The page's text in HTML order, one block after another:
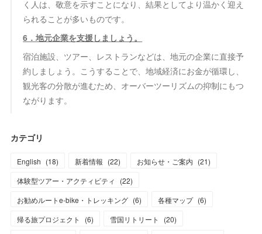
く人は、敬意を示すことになり、結果としてより温かく迎え
られることが多いものです。
6．地元企業を支援しましょう。
宿泊施設、ツアー、レストランなどは、地元の企業に直接予
約しましょう。こうすることで、地域経済にお金が循環し、
観光客の分散が進むため、オーバーツーリズムの抑制にもつ
ながります。
カテゴリ
English (18) 新着情報 (22) お知らせ・ご案内 (21)
体験型ツアー・アクティビティ
(22)
お勧めルートe-bike・トレッキング (6) 各種マップ (6)
帰る旅プロジェクト
(6) 雪国リトリート (20)